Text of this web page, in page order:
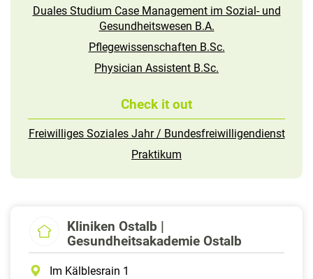
Duales Studium Case Management im Sozial- und
Gesundheitswesen B.A.
Pflegewissenschaften B.Sc.
Physician Assistent B.Sc.
Check it out
Freiwilliges Soziales Jahr / Bundesfreiwilligendienst
Praktikum
Kliniken Ostalb |
Gesundheitsakademie Ostalb
Im Kälblesrain 1